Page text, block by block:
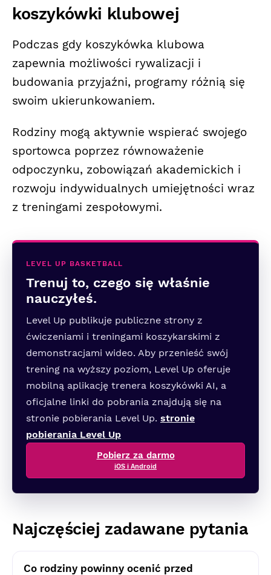
koszykówki klubowej
Podczas gdy koszykówka klubowa
zapewnia możliwości rywalizacji i
budowania przyjaźni, programy różnią się
swoim ukierunkowaniem.
Rodziny mogą aktywnie wspierać swojego
sportowca poprzez równoważenie
odpoczynku, zobowiązań akademickich i
rozwoju indywidualnych umiejętności wraz
z treningami zespołowymi.
LEVEL UP BASKETBALL
Trenuj to, czego się właśnie
nauczyłeś.
Level Up publikuje publiczne strony z
ćwiczeniami i treningami koszykarskimi z
demonstracjami wideo. Aby przenieść swój
trening na wyższy poziom, Level Up oferuje
mobilną aplikację trenera koszykówki AI, a
oficjalne linki do pobrania znajdują się na
stronie pobierania Level Up. stronie
pobierania Level Up
Pobierz za darmo
iOS i Android
Najczęściej zadawane pytania
Co rodziny powinny ocenić przed